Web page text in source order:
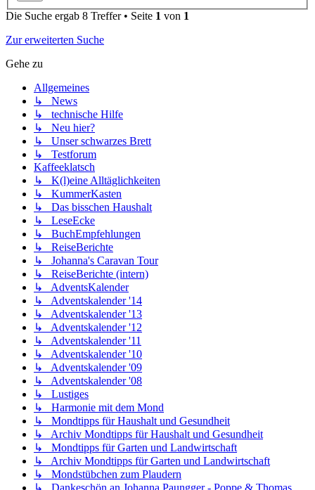
Die Suche ergab 8 Treffer • Seite 1 von 1
Zur erweiterten Suche
Gehe zu
Allgemeines
↳ News
↳ technische Hilfe
↳ Neu hier?
↳ Unser schwarzes Brett
↳ Testforum
Kaffeeklatsch
↳ K(l)eine Alltäglichkeiten
↳ KummerKasten
↳ Das bisschen Haushalt
↳ LeseEcke
↳ BuchEmpfehlungen
↳ ReiseBerichte
↳ Johanna's Caravan Tour
↳ ReiseBerichte (intern)
↳ AdventsKalender
↳ Adventskalender '14
↳ Adventskalender '13
↳ Adventskalender '12
↳ Adventskalender '11
↳ Adventskalender '10
↳ Adventskalender '09
↳ Adventskalender '08
↳ Lustiges
↳ Harmonie mit dem Mond
↳ Mondtipps für Haushalt und Gesundheit
↳ Archiv Mondtipps für Haushalt und Gesundheit
↳ Mondtipps für Garten und Landwirtschaft
↳ Archiv Mondtipps für Garten und Landwirtschaft
↳ Mondstübchen zum Plaudern
↳ Dankeschön an Johanna Paungger - Poppe & Thomas